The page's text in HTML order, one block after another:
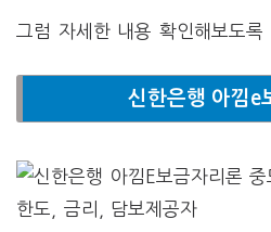
그럼 자세한 내용 확인해보도록
신한은행 아낌e